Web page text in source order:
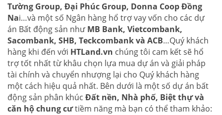
Tường Group, Đại Phúc Group, Donna Coop Đồng
Nai…và một số Ngân hàng hổ trợ vay vốn cho các dự
án Bất động sản như MB Bank, Vietcombank,
Sacombank, SHB, Teckcombank và ACB…Quý khách
hàng khi đến với HTLand.vn chúng tôi cam kết sẽ hổ
trợ tốt nhất từ khâu chọn lựa mua dự án và giải pháp
tài chính và chuyển nhượng lại cho Quý khách hàng
một cách hiệu quả nhất. Bên dưới là một số dự án bất
động sản phân khúc Đất nền, Nhà phố, Biệt thự và
căn hộ chung cưtiềm năng mà bạn có thể tham khảo: